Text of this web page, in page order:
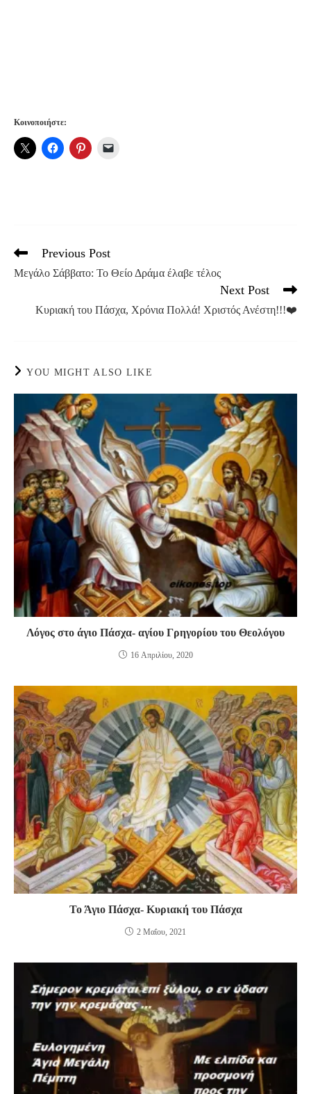
Κοινοποιήστε:
Read
articles
Previous Post
Μεγάλο Σάββατο: Το Θείο Δράμα έλαβε τέλος
Next Post
Κυριακή του Πάσχα, Χρόνια Πολλά! Χριστός Ανέστη!!!❤️
YOU MIGHT ALSO LIKE
Λόγος στο άγιο Πάσχα- αγίου Γρηγορίου του Θεολόγου
16 Απριλίου, 2020
Το Άγιο Πάσχα- Κυριακή του Πάσχα
2 Μαΐου, 2021